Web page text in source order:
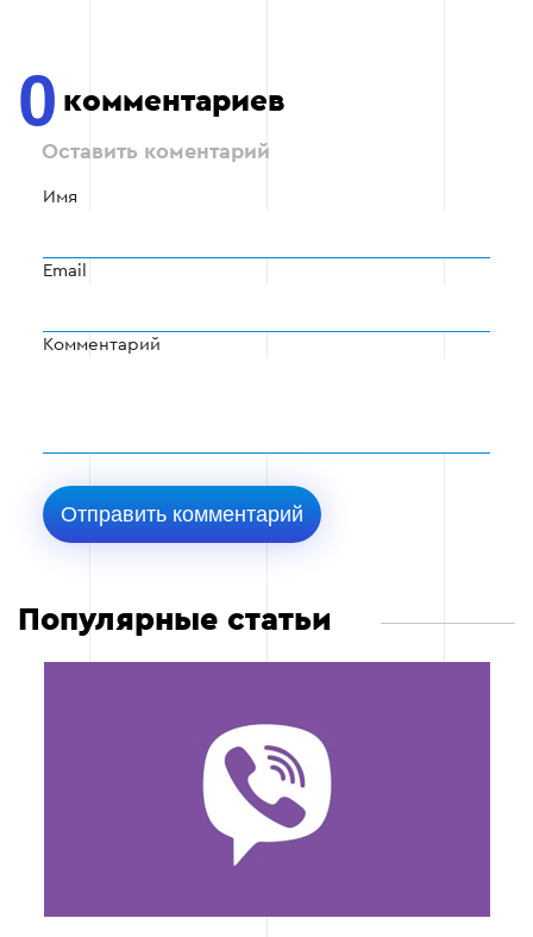
0 комментариев
Оставить коментарий
Имя
Email
Комментарий
Популярные статьи